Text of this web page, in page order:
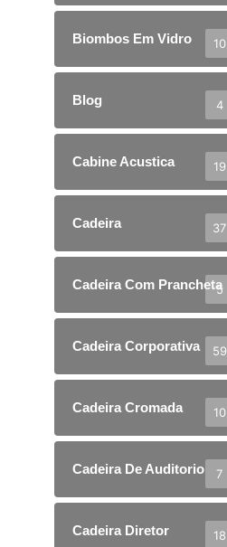
Biombos Em Vidro 10
Blog 4
Cabine Acustica 19
Cadeira 37
Cadeira Com Prancheta
5
Cadeira Corporativa 59
Cadeira Cromada 10
Cadeira De Auditorio 7
Cadeira Diretor 18